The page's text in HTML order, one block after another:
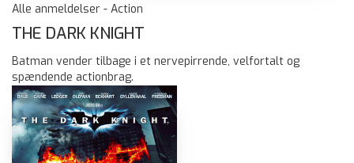
Alle anmeldelser - Action
THE DARK KNIGHT
Batman vender tilbage i et nervepirrende, velfortalt og
spændende actionbrag.